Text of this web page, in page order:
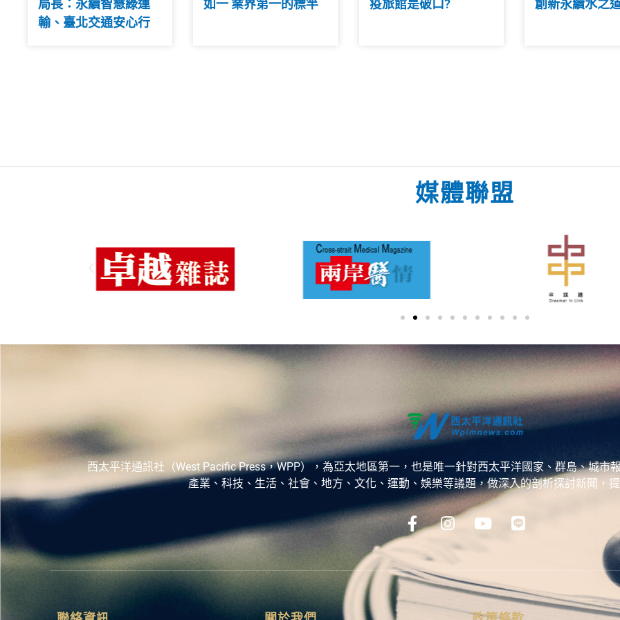
局長：永續智慧綠運
輸、臺北交通安心行
如一 業界第一的標竿 疫旅館是破口? 創新永續水之
媒體聯盟
西太平洋通訊社（West Pacific Press，WPP），為亞太地區第一，也是唯一針對西太平洋國家、群島、城市
產業、科技、生活、社會、地方、文化、運動、娛樂等議題，做深入的剖析探討新聞，